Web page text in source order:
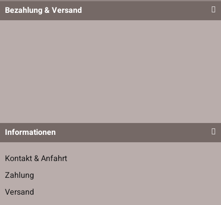
Bezahlung & Versand
Informationen
Kontakt & Anfahrt
Zahlung
Versand